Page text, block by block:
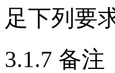
足下列要
3.1.7 备注